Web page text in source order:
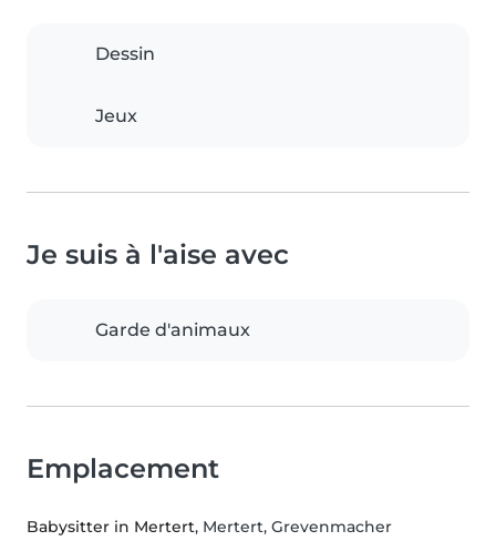
Dessin
Jeux
Je suis à l'aise avec
Garde d'animaux
Emplacement
Babysitter in Mertert, Mertert, Grevenmacher